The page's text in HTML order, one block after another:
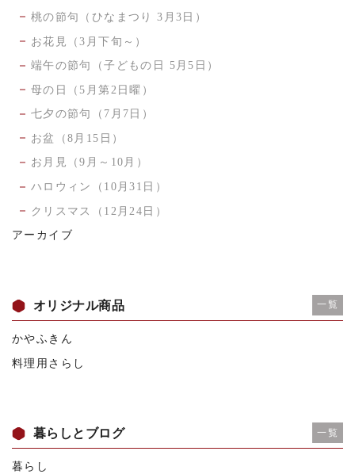
桃の節句（ひなまつり 3月3日）
お花見（3月下旬～）
端午の節句（子どもの日 5月5日）
母の日（5月第2日曜）
七夕の節句（7月7日）
お盆（8月15日）
お月見（9月～10月）
ハロウィン（10月31日）
クリスマス（12月24日）
アーカイブ
オリジナル商品 一覧
かやふきん
料理用さらし
暮らしとブログ 一覧
暮らし